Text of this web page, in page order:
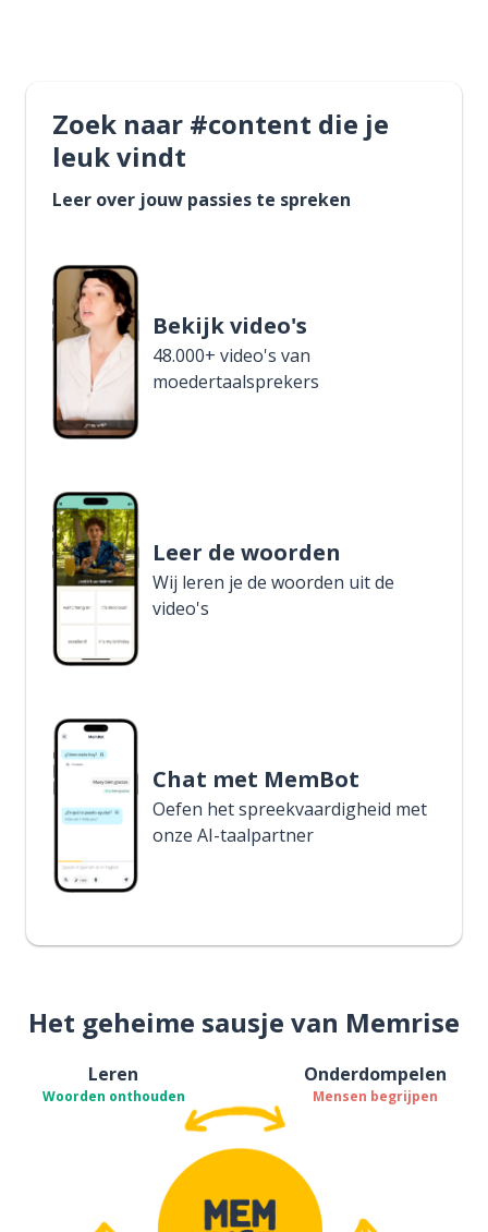
Zoek naar #content die je
leuk vindt
Leer over jouw passies te spreken
Bekijk video's
48.000+ video's van
moedertaalsprekers
Leer de woorden
Wij leren je de woorden uit de
video's
Chat met MemBot
Oefen het spreekvaardigheid met
onze AI-taalpartner
Het geheime sausje van Memrise
Leren
Woorden onthouden
Onderdompelen
Mensen begrijpen